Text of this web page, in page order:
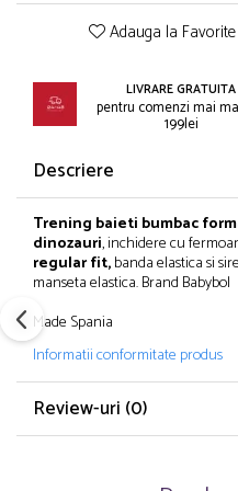
Incaltaminte
Pantaloni scurti/sorturi
Set 2/3 piese maneca lunga
Set 2/3 piese maneca scurta
Tricouri maneca scurta
Fete 2-16 ani
Blugi/Pantaloni lungi
Colanti/Pantaloni sport
Geci primavara
Hanorace/Jachete jersey
Incaltaminte
Palarii/Sepci vara
Pantaloni scurti/fuste/salopete
Blugi/Pantaloni lungi
Caciuli/Seturi iarna
Colanti/Pantaloni sport
Dresuri/Sosete
Geci iarna/Veste
Haina blana/Paltoane
Hanorace/Jachete jersey
Incaltaminte
Pulovere/Bolero tricot
Rochite maneca lunga
Set 2/3 piese maneca lunga
Trening/Pantaloni sport
Tricouri maneca lunga
Adauga la Favorite
LIVRARE GRATUITA
pentru comenzi mai
199lei
Descriere
Trening baieti bumbac
dinozauri, inchidere cu
regular fit,banda elastica si
manseta elastica. Brand Babybol
Made Spania
Informatii conformitate produs
Review-uri (0)